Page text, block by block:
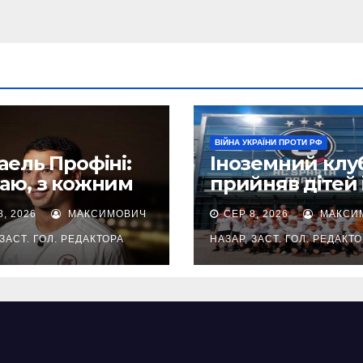
Профіні:
з кожним
буду
дедалі
2026 МАКСИМОВИЧ
ГОЛ. РЕДАКТОРА
ВІЙНА УКРАЇНИ ПРОТИ РФ
Іноземний
прийняв дітей
прифронтових
регіонів
СЕР 8, 2026
НАЗАР, ЗАСТ. ГОЛ.